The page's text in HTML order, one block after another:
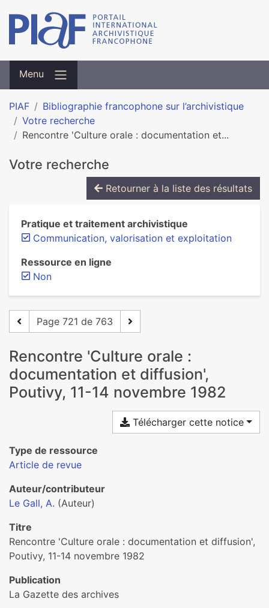
Menu
PIAF
Bibliographie francophone sur l’archivistique
Votre recherche
Rencontre 'Culture orale : documentation et...
Votre recherche
Retourner à la liste des résultats
Pratique et traitement archivistique
Communication, valorisation et exploitation
Ressource en ligne
Non
Page 721 de 763
Rencontre 'Culture orale :
documentation et diffusion',
Poutivy, 11-14 novembre 1982
Télécharger cette notice
Type de ressource
Article de revue
Auteur/contributeur
Le Gall, A. (Auteur)
Titre
Rencontre 'Culture orale : documentation et diffusion',
Poutivy, 11-14 novembre 1982
Publication
La Gazette des archives